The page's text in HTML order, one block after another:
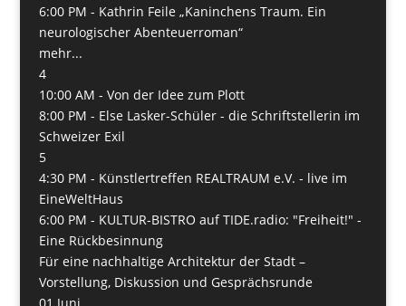
6:00 PM - Kathrin Feile „Kaninchens Traum. Ein
neurologischer Abenteuerroman“
mehr...
4
10:00 AM - Von der Idee zum Plott
8:00 PM - Else Lasker-Schüler - die Schriftstellerin im
Schweizer Exil
5
4:30 PM - Künstlertreffen REALTRAUM e.V. - live im
EineWeltHaus
6:00 PM - KULTUR-BISTRO auf TIDE.radio: "Freiheit!" -
Eine Rückbesinnung
Für eine nachhaltige Architektur der Stadt –
Vorstellung, Diskussion und Gesprächsrunde